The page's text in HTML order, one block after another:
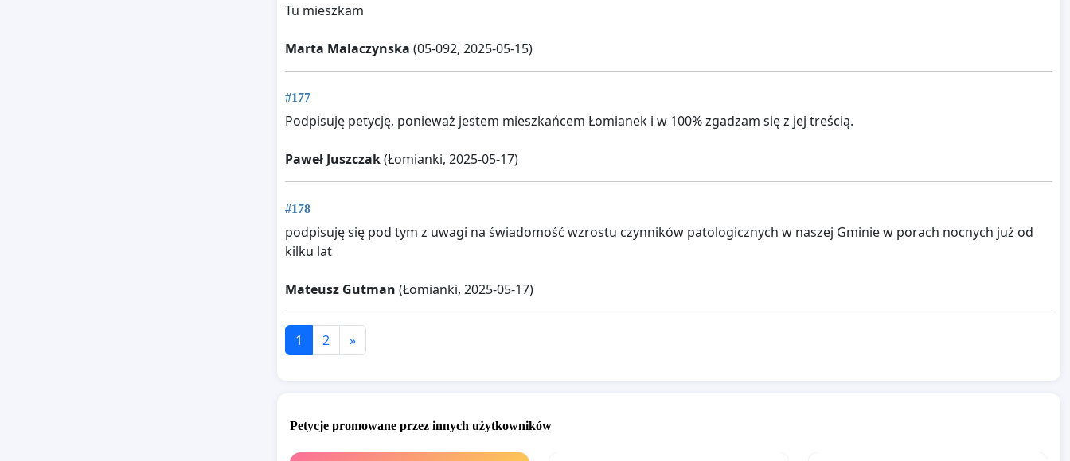
Tu mieszkam
Marta Malaczynska (05-092, 2025-05-15)
#177
Podpisuję petycję, ponieważ jestem mieszkańcem Łomianek i w 100% zgadzam się z jej treścią.
Paweł Juszczak(Łomianki, 2025-05-17)
#178
podpisuję się pod tym z uwagi na świadomość wzrostu czynników patologicznych w naszej Gminie w porach nocnych już od
kilku lat
Mateusz Gutman (Łomianki, 2025-05-17)
1 2 »
Petycje promowane przez innych użytkowników